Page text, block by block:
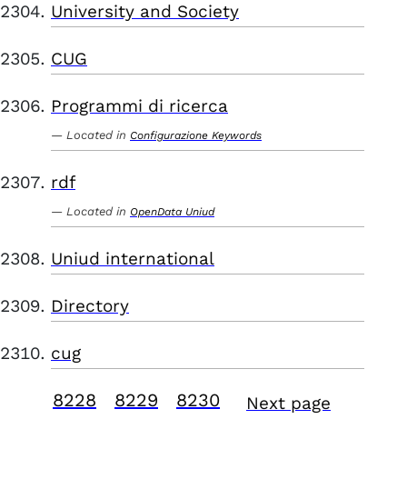
University and Society
CUG
Programmi di ricerca
Located in Configurazione Keywords
rdf
Located in OpenData Uniud
Uniud international
Directory
cug
8228 8229 8230 Next page